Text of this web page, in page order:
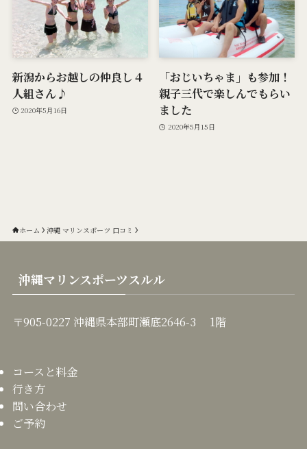
新潟からお越しの仲良し４
人組さん♪
2020年5月16日
「おじいちゃま」も参加！
親子三代で楽しんでもらい
ました
2020年5月15日
ホーム 沖縄 マリンスポーツ 口コミ
沖縄マリンスポーツスルル
〒905-0227 沖縄県本部町瀬底2646-3 1階
コースと料金
行き方
問い合わせ
ご予約